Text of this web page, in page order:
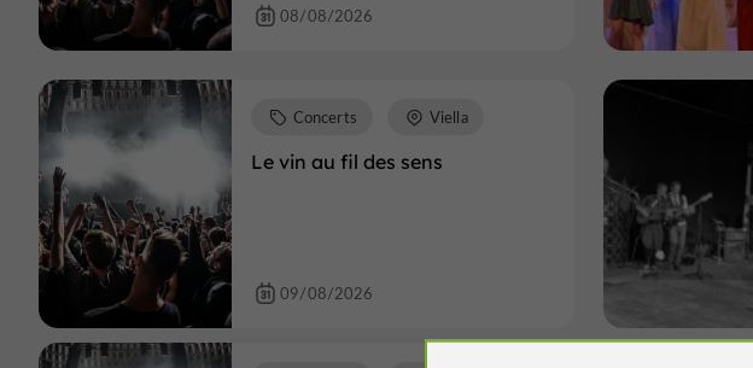
08/08/2026
Le vin au fil des sens
Concerts Viella
09/08/2026